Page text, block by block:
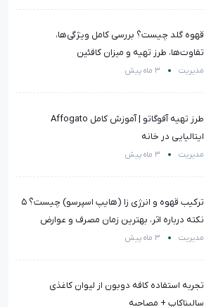
قهوه گلد چیست؟ بررسی کامل ویژگی‌ها،
تفاوت‌ها، طرز تهیه و میزان کافئین
مدیریت 3 ماه پیش
طرز تهیه آفوگاتو | آموزش کامل Affogato
ایتالیایی در خانه
مدیریت 3 ماه پیش
ترکیب قهوه و انرژی زا (هایپ اسپرسو) چیست؟ 5
نکته درباره اثر، بهترین زمان مصرف و عوارض
مدیریت 3 ماه پیش
تجربه استفاده کافه دوبون از لیوان کاغذی
سالیناکاپ + مصاحبه